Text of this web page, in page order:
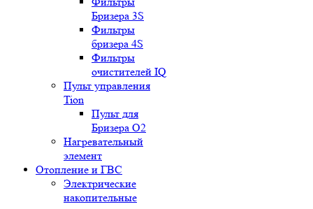
Бризера 3S
Фильтры
бризера 4S
Фильтры
очистителей IQ
Пульт управления
Tion
Пульт для
Бризера O2
Нагревательный
элемент
Отопление и ГВС
Электрические
накопительные